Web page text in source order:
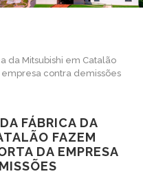
da Mitsubishi em Catalão
contra demissões
FÁBRICA DA
FAZEM
DA EMPRESA